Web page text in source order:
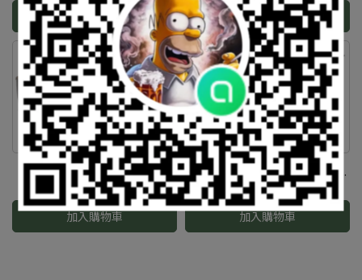
加入購物車 加入購物車
Gatorz - Magnum 抗彈眼鏡
(GZ-01-302) 墨色鏡片帶防霧
功能
NT$9,720
加入購物車
Gatorz - Magnum 抗彈眼鏡
(GZ-01-305) Inferno變色鏡片
帶防霧功能
NT$11,340
加入購物車